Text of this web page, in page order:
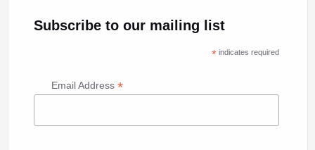
Subscribe to our mailing list
*indicates required
Email Address *